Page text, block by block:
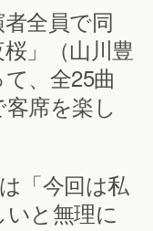
全員で同
」（山川豊
、全25曲
席を楽し
「今回は私
と無理に